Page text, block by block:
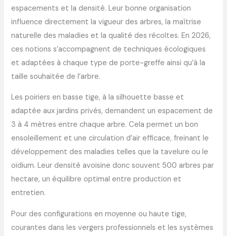
espacements et la densité. Leur bonne organisation
influence directement la vigueur des arbres, la maîtrise
naturelle des maladies et la qualité des récoltes. En 2026,
ces notions s’accompagnent de techniques écologiques
et adaptées à chaque type de porte-greffe ainsi qu’à la
taille souhaitée de l’arbre.
Les poiriers en basse tige, à la silhouette basse et
adaptée aux jardins privés, demandent un espacement de
3 à 4 mètres entre chaque arbre. Cela permet un bon
ensoleillement et une circulation d’air efficace, freinant le
développement des maladies telles que la tavelure ou le
oïdium. Leur densité avoisine donc souvent 500 arbres par
hectare, un équilibre optimal entre production et
entretien.
Pour des configurations en moyenne ou haute tige,
courantes dans les vergers professionnels et les systèmes